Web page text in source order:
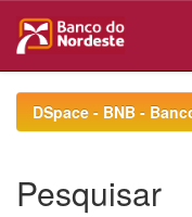
navigationDSpace - BNB -
Pesquisar